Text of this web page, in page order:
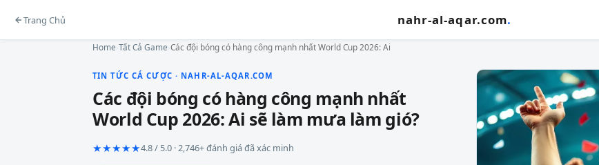
Trang Chủ nahr-al-aqar.com.
Home Tất Cả Game Các đội bóng có hàng công mạnh nhất World Cup 2026: Ai
TIN TỨC CÁ CƯỢC · NAHR-AL-AQAR.COM
Các đội bóng có hàng công mạnh nhất
World Cup 2026: Ai sẽ làm mưa làm gió?
★★★★★4.8 / 5.0 · 2,746+ đánh giá đã xác minh